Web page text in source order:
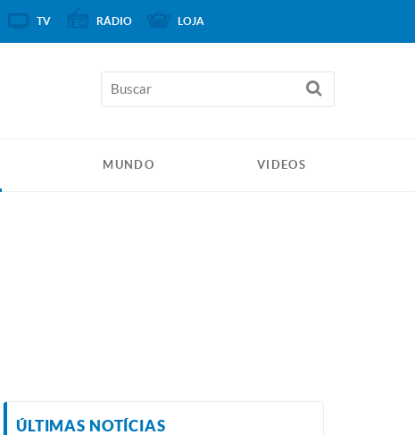
MUNDO VIDEOS
ÚLTIMAS NOTÍCIAS
TV RÁDIO LOJA